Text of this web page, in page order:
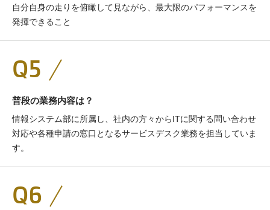
自分自身の走りを俯瞰して見ながら、最大限のパフォーマンスを
発揮できること
Q5
普段の業務内容は？
情報システム部に所属し、社内の方々からITに関する問い合わせ
対応や各種申請の窓口となるサービスデスク業務を担当していま
す。
Q6